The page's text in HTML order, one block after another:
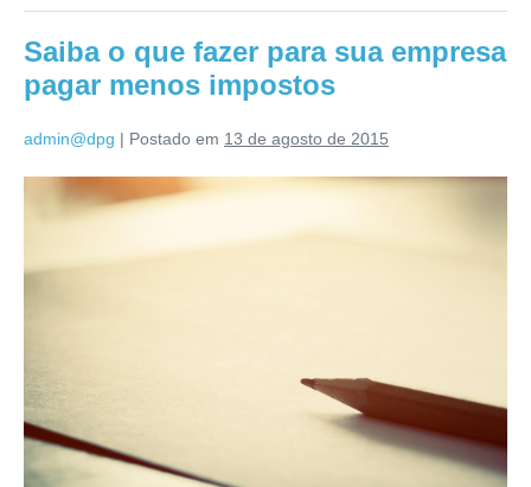
Saiba o que fazer para sua empresa
pagar menos impostos
admin@dpg | Postado em 13 de agosto de 2015